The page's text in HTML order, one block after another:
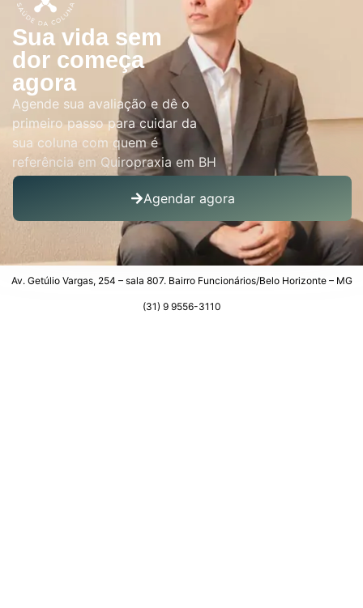
Sua vida sem
dor começa
agora
Agende sua avaliação e dê o
primeiro passo para cuidar da
sua coluna com quem é
referência em Quiropraxia em BH
Agendar agora
Av. Getúlio Vargas, 254 – sala 807. Bairro Funcionários/Belo Horizonte – MG
(31) 9 9556-3110